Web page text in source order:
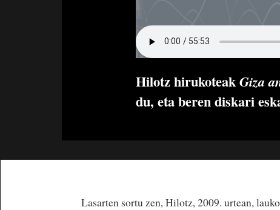
Hilotz hirukoteakGiza
du, eta beren diskari
Lasarten sortu zen, Hilotz, 2009. urtean,